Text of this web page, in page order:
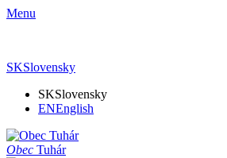
Menu
SKSlovensky
SKSlovensky
ENEnglish
Obec Tuhár